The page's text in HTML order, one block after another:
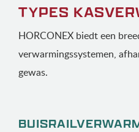
TYPES
HORCONEX biedt een
verwarmingssystemen,
gewas.